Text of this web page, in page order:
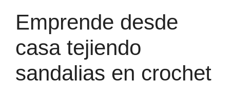
Emprende desde
casa tejiendo
sandalias en crochet